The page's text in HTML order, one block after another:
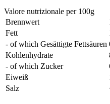
Valore nutrizionale per 100g
Brennwert
Fett
- of which Gesättigte Fettsäuren
Kohlenhydrate
- of which Zucker
Eiweiß
Salz